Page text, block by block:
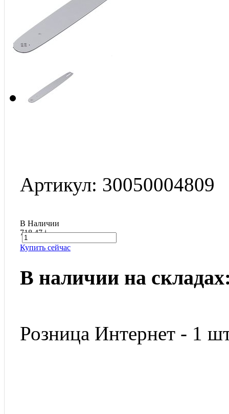
Артикул: 30050004809
В Наличии
718.47i
Купить сейчас
В наличии на
Розница Интернет - 1